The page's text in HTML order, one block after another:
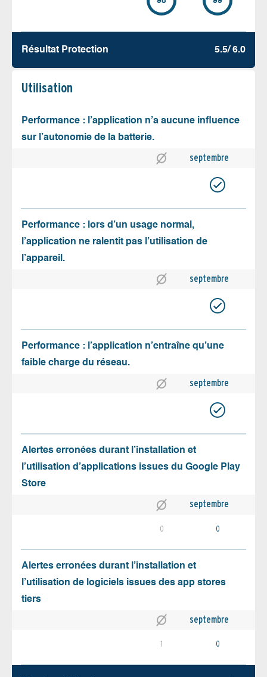
Résultat Protection 5.5/ 6.0
Utilisation
Performance : l’application n’a aucune influence
sur l’autonomie de la batterie.
septembre
Performance : lors d’un usage normal,
l’application ne ralentit pas l’utilisation de
l’appareil.
septembre
Performance : l’application n’entraîne qu’une
faible charge du réseau.
septembre
Alertes erronées durant l’installation et
l’utilisation d’applications issues du Google Play
Store
septembre
0 0
Alertes erronées durant l’installation et
l’utilisation de logiciels issues des app stores
tiers
septembre
1 0